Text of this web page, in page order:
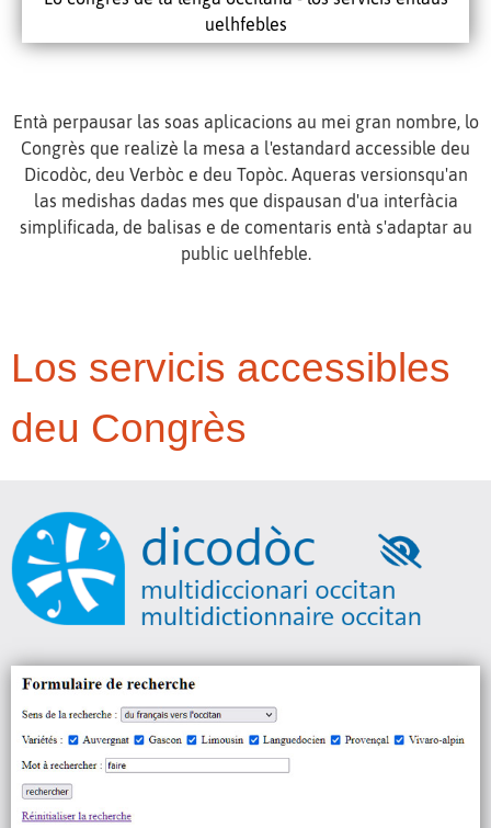
uelhfebles
Entà perpausar las soas aplicacions au mei gran nombre, lo
Congrès que realizè la mesa a l'estandard accessible deu
Dicodòc, deu Verbòc e deu Topòc. Aqueras versionsqu'an
las medishas dadas mes que dispausan d'ua interfàcia
simplificada, de balisas e de comentaris entà s'adaptar au
public uelhfeble.
Los servicis accessibles
deu Congrès